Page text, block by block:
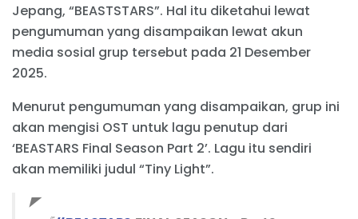
Jepang, “BEASTSTARS”. Hal itu diketahui lewat
pengumuman yang disampaikan lewat akun
media sosial grup tersebut pada 21 Desember
2025.
Menurut pengumuman yang disampaikan, grup ini
akan mengisi OST untuk lagu penutup dari
‘BEASTARS Final Season Part 2’. Lagu itu sendiri
akan memiliki judul “Tiny Light”.
◤